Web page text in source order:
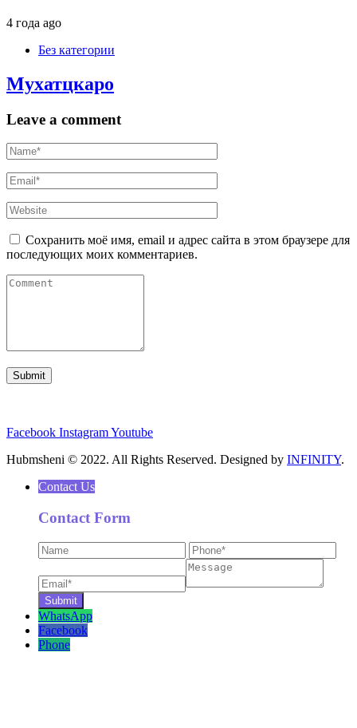
4 года ago
Без категории
Мухатцкаро
Leave a comment
Сохранить моё имя, email и адрес сайта в этом браузере для
последующих моих комментариев.
Facebook InstagramYoutube
Hubmsheni © 2022. All Rights Reserved. Designed by INFINITY.
Contact Us
Contact Form
WhatsApp
Facebook
Phone